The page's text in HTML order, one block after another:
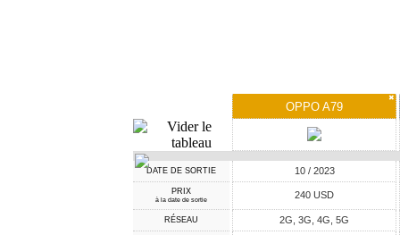
✖
OPPO A79
DATE DE SORTIE 10 / 2023
PRIX
à la date de sortie 240 USD
RÉSEAU 2G, 3G, 4G, 5G